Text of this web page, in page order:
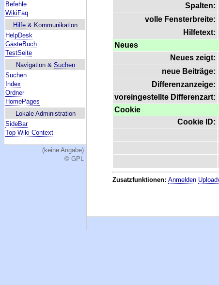
Befehle
WikiFaq
Hilfe & Kommunikation
HelpDesk
GästeBuch
TestSeite
Navigation & Suchen
Suchen
Index
Ordner
HomePages
Lokale Administration
SideBar
Top Wiki Context
(keine Angabe)
© GPL
Spalten:
volle Fensterbreite:
Hilfetext:
Neues
Neues zeigt:
neue Beiträge:
Differenzanzeige:
voreingestellte Differenzart:
Cookie
Cookie ID:
Zusatzfunktionen:Anmelden